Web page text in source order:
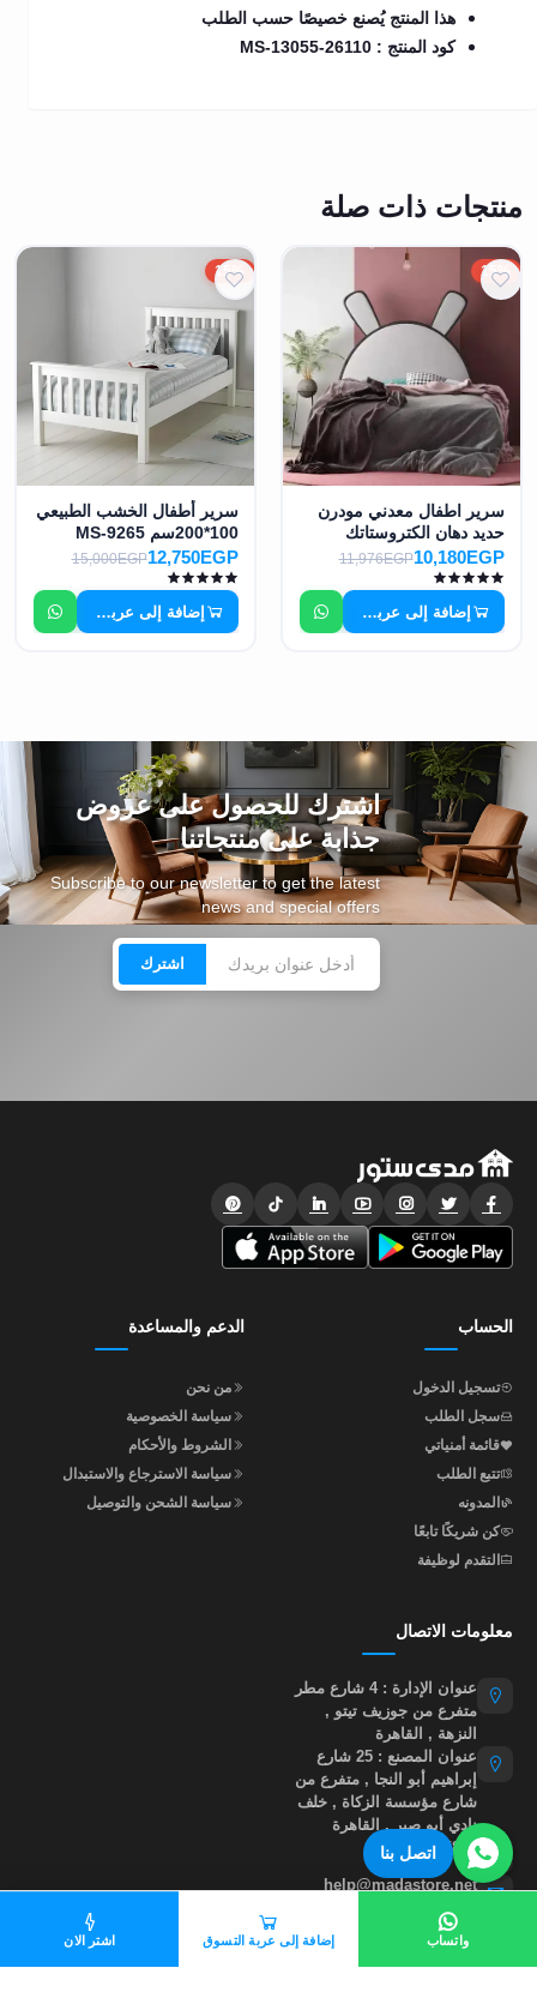
اتصل بنا
واتساب إضافة إلى عربة التسوق اشتر الان
هذا المنتج يُصنع خصيصًا حسب الطلب
كود المنتج : MS-13055-26110
منتجات ذات صلة
15%
سرير اطفال معدني مودرن
حديد دهان الكتروستاتك
100*200سم MS-8786
10,180EGP
11,976EGP
إضافة إلى عربة التسوق
15%
سرير أطفال الخشب الطبيعي
100*200سم MS-9265
12,750EGP
15,000EGP
إضافة إلى عربة التسوق
اشترك للحصول على عروض
جذابة على منتجاتنا
Subscribe to our newsletter to get the latest
news and special offers
اشترك
الحساب
تسجيل الدخول
سجل الطلب
قائمة أمنياتي
تتبع الطلب
المدونه
كن شريكًا تابعًا
التقدم لوظيفة
الدعم والمساعدة
من نحن
سياسة الخصوصية
الشروط والأحكام
سياسة الاسترجاع والاستبدال
سياسة الشحن والتوصيل
معلومات الاتصال
عنوان الإدارة : 4 شارع مطر
متفرع من جوزيف تيتو ,
النزهة , القاهرة
عنوان المصنع : 25 شارع
إبراهيم أبو النجا , متفرع من
شارع مؤسسة الزكاة , خلف
نادي أبو صير , القاهرة
01015535855
help@madastore.net